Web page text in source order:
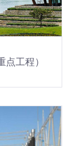
点工程）